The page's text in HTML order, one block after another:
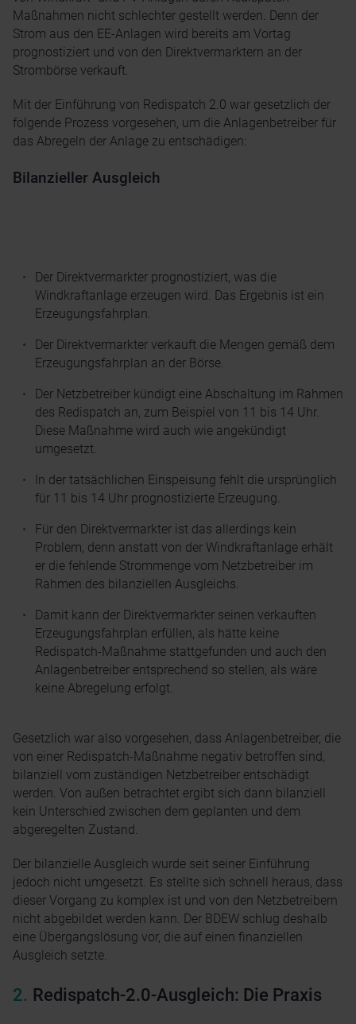
Maßnahmen nicht schlechter gestellt werden. Denn der
Strom aus den EE-Anlagen wird bereits am Vortag
prognostiziert und von den Direktvermarktern an der
Strombörse verkauft.
Mit der Einführung von Redispatch 2.0 war gesetzlich der
folgende Prozess vorgesehen, um die Anlagenbetreiber für
das Abregeln der Anlage zu entschädigen:
Bilanzieller Ausgleich
Der Direktvermarkter prognostiziert, was die
Windkraftanlage erzeugen wird. Das Ergebnis ist ein
Erzeugungsfahrplan.
Der Direktvermarkter verkauft die Mengen gemäß dem
Erzeugungsfahrplan an der Börse.
Der Netzbetreiber kündigt eine Abschaltung im Rahmen
des Redispatch an, zum Beispiel von 11 bis 14 Uhr.
Diese Maßnahme wird auch wie angekündigt
umgesetzt.
In der tatsächlichen Einspeisung fehlt die ursprünglich
für 11 bis 14 Uhr prognostizierte Erzeugung.
Für den Direktvermarkter ist das allerdings kein
Problem, denn anstatt von der Windkraftanlage erhält
er die fehlende Strommenge vom Netzbetreiber im
Rahmen des bilanziellen Ausgleichs.
Damit kann der Direktvermarkter seinen verkauften
Erzeugungsfahrplan erfüllen, als hätte keine
Redispatch-Maßnahme stattgefunden und auch den
Anlagenbetreiber entsprechend so stellen, als wäre
keine Abregelung erfolgt.
Gesetzlich war also vorgesehen, dass Anlagenbetreiber, die
von einer Redispatch-Maßnahme negativ betroffen sind,
bilanziell vom zuständigen Netzbetreiber entschädigt
werden. Von außen betrachtet ergibt sich dann bilanziell
kein Unterschied zwischen dem geplanten und dem
abgeregelten Zustand.
Der bilanzielle Ausgleich wurde seit seiner Einführung
jedoch nicht umgesetzt. Es stellte sich schnell heraus, dass
dieser Vorgang zu komplex ist und von den Netzbetreibern
nicht abgebildet werden kann. Der BDEW schlug deshalb
eine Übergangslösung vor, die auf einen finanziellen
Ausgleich setzte.
Redispatch-2.0-Ausgleich: Die Praxis